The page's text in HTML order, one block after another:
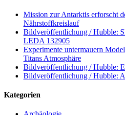
Mission zur Antarktis erforscht
Nährstoffkreislauf
Bildveröffentlichung / Hubble:
LEDA 132905
Experimente untermauern
Titans Atmosphäre
Bildveröffentlichung / Hubble:
Bildveröffentlichung / Hubble:
Kategorien